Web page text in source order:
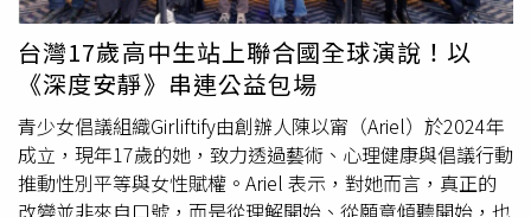
施性侵或猥褻行為，甚至在過程中說出帶有性羞辱意味的言
語。檢方認定其共侵害6名被害人，涉及7項罪名，據此提起
公訴。然而，士林地方法院一審審理後，未完全採納檢方指
控，僅就其中一案認定構成強制性交未遂罪，判處2年6月徒
刑。對於此結果，多名被害人認為量刑過輕，遂提起上訴。
案件進入二審後，高等法院於去年10月首次開庭，NONO出
庭時仍維持一貫低調態度，身穿白襯衫與黑長褲並配戴口
罩，對媒體提問不予回應。最終，高院認定一審判決並無違
台灣17歲高中生站上聯合國全球演說！以
《深度安靜》串連公益包場
青少女倡議組織Girliftify由創辦人陳以甯（Ariel）於2024年
成立，現年17歲的她，致力透過藝術、心理健康與倡議行動
推動性別平等與女性賦權。Ariel 表示，對她而言，真正的